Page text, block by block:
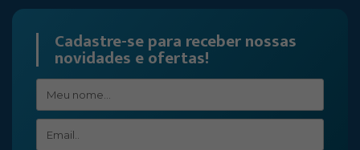
Cadastre-se para receber nossas
novidades e ofertas!